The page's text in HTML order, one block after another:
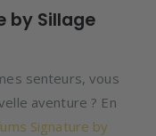
by Sillage
senteurs, vous
aventure ? En
Signature by